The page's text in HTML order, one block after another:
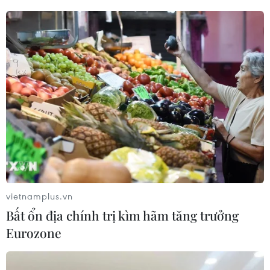
quyển/bụi mịn, và công ty đang ngày càng mở
rộng các lĩnh vực ứng dụng dựa trên công nghệ
này.
Sản phẩm chiếu sáng của Shinseung Lighttech. (Ảnh:
vietnamplus.vn
Bất ổn địa chính trị kìm hãm tăng trưởng
Eurozone